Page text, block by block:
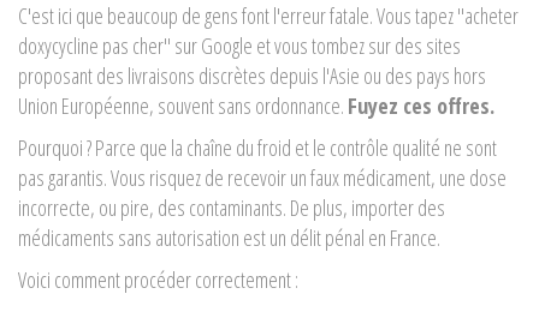
C'est ici que beaucoup de gens font l'erreur fatale. Vous tapez "acheter
doxycycline pas cher" sur Google et vous tombez sur des sites
proposant des livraisons discrètes depuis l'Asie ou des pays hors
Union Européenne, souvent sans ordonnance. Fuyez ces offres.
Pourquoi ? Parce que la chaîne du froid et le contrôle qualité ne sont
pas garantis. Vous risquez de recevoir un faux médicament, une dose
incorrecte, ou pire, des contaminants. De plus, importer des
médicaments sans autorisation est un délit pénal en France.
Voici comment procéder correctement :